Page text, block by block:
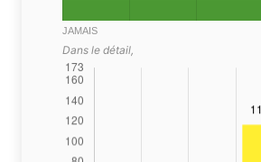
JAMAIS
Dans le détail,